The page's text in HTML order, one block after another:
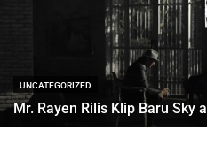
UNCATEGORIZED
Mr. Rayen Rilis Klip Baru Sky